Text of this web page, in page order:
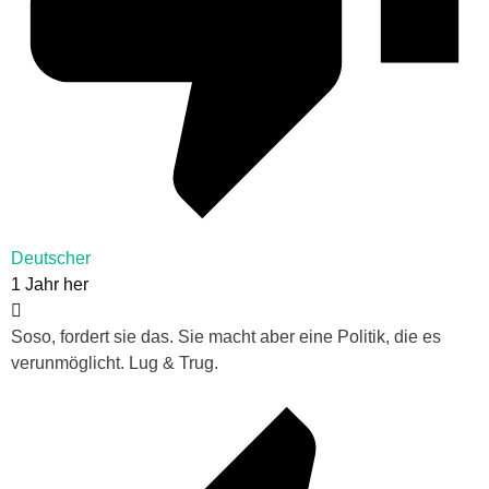
Deutscher
1 Jahr her
Soso, fordert sie das. Sie macht aber eine Politik, die es
verunmöglicht. Lug & Trug.